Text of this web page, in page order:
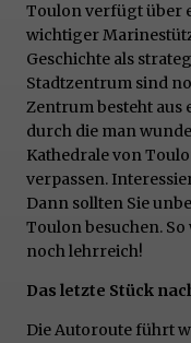
Toulon verfügt über
wichtiger
Geschichte als
Stadtzentrum sind
Zentrum besteht aus
durch die man
Kathedrale von
verpassen.
Dann sollten Sie
Toulon besuchen.
noch lehrreich!
Das letzte Stück
Die Autoroute führt